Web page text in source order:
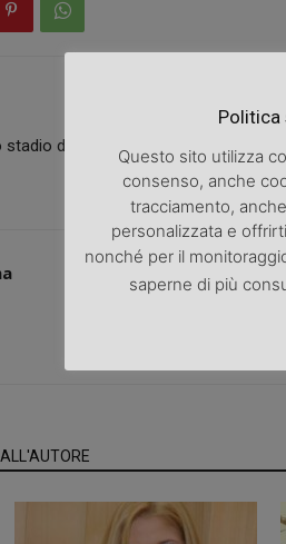
di
Fattore
Politica
Questo sito utilizza
consenso, anche
tracciamento,
personalizzata e
nonché per il
saperne di più